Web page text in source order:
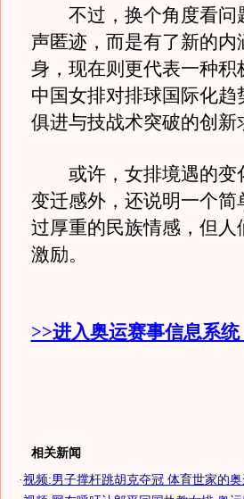
不过，换个角度看问
声匿迹，而是有了新的
身，现在则更代表一种
中国女排对排球国际化
俱进与技战术突破的创新
或许，女排境遇的变
变迁感外，还说明一个
过厚重的民族情感，但
激励。
>>进入奥运赛事信息系
相关新闻
·视频:男子撑杆跳胡克夺冠 体育世家的